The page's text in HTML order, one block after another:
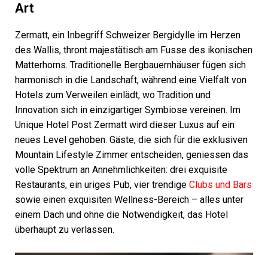
Art
Zermatt, ein Inbegriff Schweizer Bergidylle im Herzen
des Wallis, thront majestätisch am Fusse des ikonischen
Matterhorns. Traditionelle Bergbauernhäuser fügen sich
harmonisch in die Landschaft, während eine Vielfalt von
Hotels zum Verweilen einlädt, wo Tradition und
Innovation sich in einzigartiger Symbiose vereinen. Im
Unique Hotel Post Zermatt wird dieser Luxus auf ein
neues Level gehoben. Gäste, die sich für die exklusiven
Mountain Lifestyle Zimmer entscheiden, geniessen das
volle Spektrum an Annehmlichkeiten: drei exquisite
Restaurants, ein uriges Pub, vier trendige Clubs und Bars
sowie einen exquisiten Wellness-Bereich – alles unter
einem Dach und ohne die Notwendigkeit, das Hotel
überhaupt zu verlassen.